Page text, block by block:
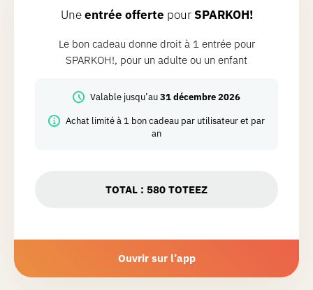
Uneentrée offerte pour SPARKOH!
Le bon cadeau donne droit à 1 entrée pour
SPARKOH!, pour un adulte ou un enfant
Valable jusqu’au31 décembre 2026
Achat limité à 1 bon cadeau par utilisateur et par
an
TOTAL : 580 TOTEEZ
Ouvrir sur l’app